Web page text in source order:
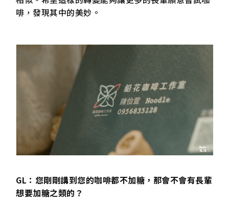
啡，發現其中的美妙。
GL：您剛剛講到您的咖啡都不加糖，那會不會有長輩
想要加糖之類的？